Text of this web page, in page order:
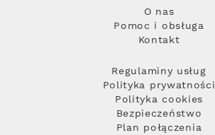
O nas
Pomoc i obsługa
Kontakt
Regulaminy usług
Polityka prywatności
Polityka cookies
Bezpieczeństwo
Plan połączenia